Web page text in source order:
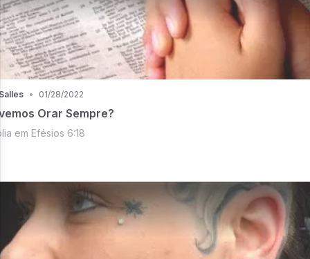
• 01/28/2022
Orar Sempre?
em Efésios 6:18